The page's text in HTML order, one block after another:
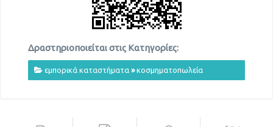
Δραστηριοποιείται στις Κατηγορίες:
εμπορικά καταστήματα »κοσμηματοπωλεία